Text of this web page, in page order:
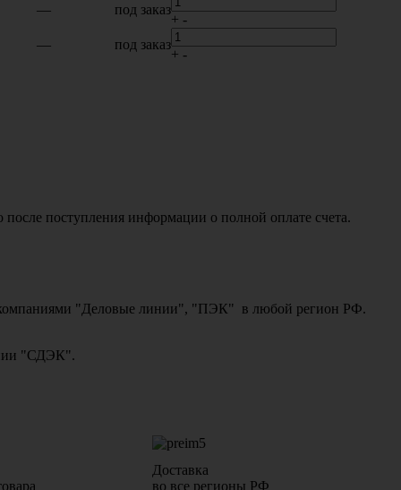
— под заказ
+ -
— под заказ
+ -
поступления информации о полной оплате счета.
компаниями "Деловые линии", "ПЭК" в любой регион РФ.
"СДЭК".
Доставка
во все регионы РФ